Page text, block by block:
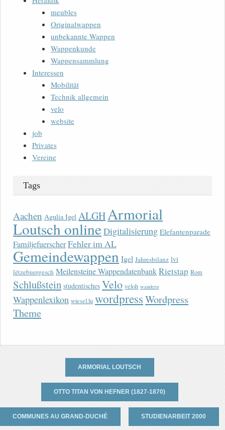
meubles
Originalwappen
unbekannte Wappen
Wappenkunde
Wappensammlung
Interessen
Mobilität
Technik allgemein
velo
website
job
Privates
Vereine
Tags
Aachen Agulia Igel ALGH Armorial
Loutsch onlineDigitalisierung Elefantenparade
FamiljefuerscherFehler im AL
Gemeindewappen Igel Jahresbilanz lvi
lëtzebuergesch Meilensteine WappendatenbankRietstap Rom
Schlußstein studentisches Velo veloh wandern
Wappenlexikon wiesel.lu wordpressWordpress
Theme
ARMORIAL LOUTSCH
OTTO TITAN VON HEFNER (1827-1870)
COMMUNES AU GRAND-DUCHÉ STUDIENARBEIT 2000